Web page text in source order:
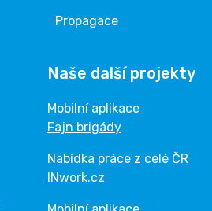
Propagace
Naše další projekty
Mobilní aplikace
Fajn brigády
Nabídka práce z celé ČR
INwork.cz